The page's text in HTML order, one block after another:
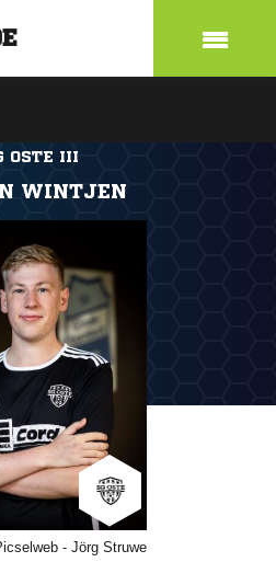
OSTE III
WINTJEN
- Jörg Struwe